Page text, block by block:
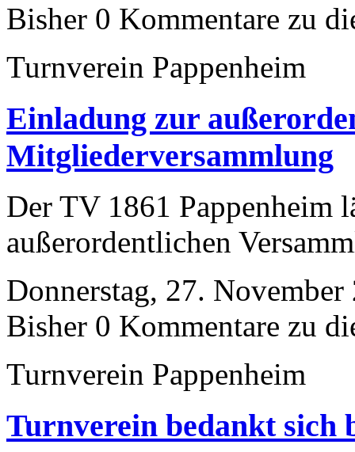
Bisher 0 Kommentare zu
Turnverein Pappenheim
Einladung zur
Mitgliederversammlung
Der TV 1861 Pappenheim
außerordentlichen
Donnerstag, 27.
Bisher 0 Kommentare zu
Turnverein Pappenheim
Turnverein bedankt sich